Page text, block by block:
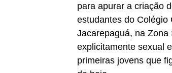
para apurar a criação
estudantes do Colégio
Jacarepaguá, na
explicitamente sexual
primeiras jovens que